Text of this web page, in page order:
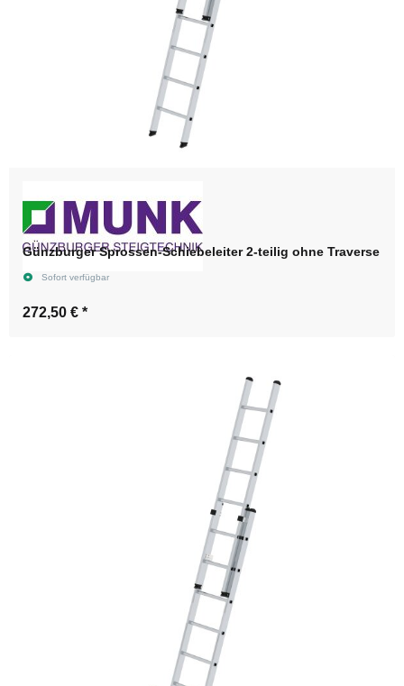
Günzburger Sprossen-Schiebeleiter 2-teilig ohne Traverse
Sofort verfügbar
272,50 € *